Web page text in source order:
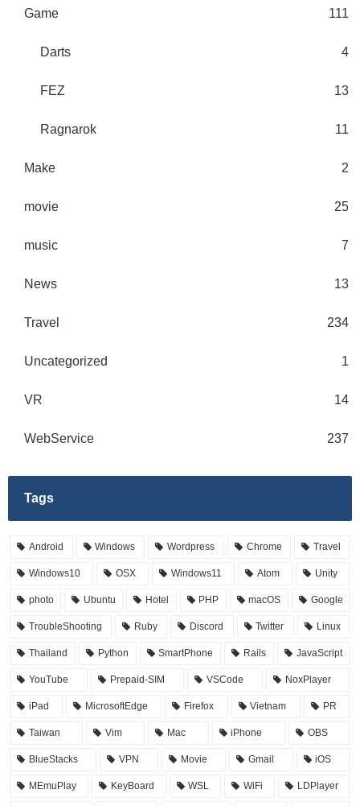
Game 111
Darts 4
FEZ 13
Ragnarok 11
Make 2
movie 25
music 7
News 13
Travel 234
Uncategorized 1
VR 14
WebService 237
Tags
Android Windows Wordpress Chrome Travel
Windows10 OSX Windows11 Atom Unity
photo Ubuntu Hotel PHP macOS Google
TroubleShooting Ruby Discord Twitter Linux
Thailand Python SmartPhone Rails JavaScript
YouTube Prepaid-SIM VSCode NoxPlayer
iPad MicrosoftEdge Firefox Vietnam PR
Taiwan Vim Mac iPhone OBS
BlueStacks VPN Movie Gmail iOS
MEmuPlay KeyBoard WSL WiFi LDPlayer